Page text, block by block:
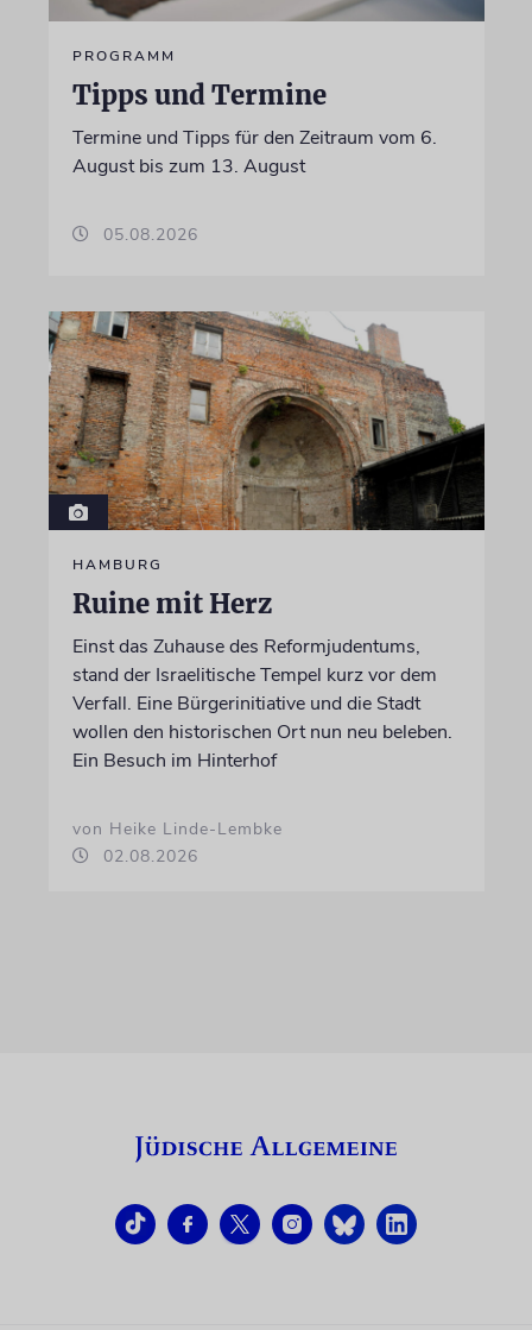
PROGRAMM
Tipps und Termine
Termine und Tipps für den Zeitraum vom 6.
August bis zum 13. August
05.08.2026
HAMBURG
Ruine mit Herz
Einst das Zuhause des Reformjudentums,
stand der Israelitische Tempel kurz vor dem
Verfall. Eine Bürgerinitiative und die Stadt
wollen den historischen Ort nun neu beleben.
Ein Besuch im Hinterhof
von Heike Linde-Lembke
02.08.2026